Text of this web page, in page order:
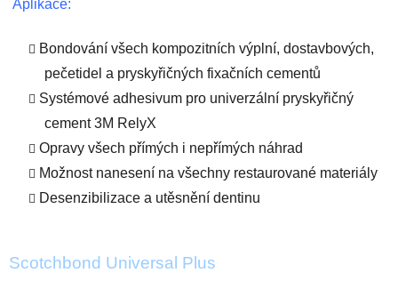
Aplikace:
Bondování všech kompozitních výplní, dostavbových,
pečetidel a pryskyřičných fixačních cementů
Systémové adhesivum pro univerzální pryskyřičný
cement 3M RelyX
Opravy všech přímých i nepřímých náhrad
Možnost nanesení na všechny restaurované materiály
Desenzibilizace a utěsnění dentinu
Scotchbond Universal Plus